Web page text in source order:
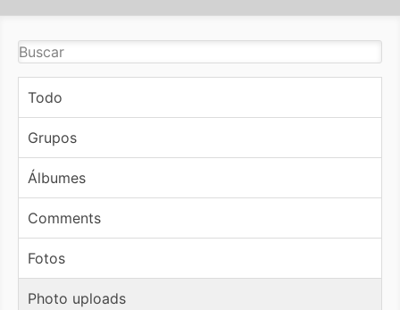
Todo
Grupos
Álbumes
Comments
Fotos
Photo uploads